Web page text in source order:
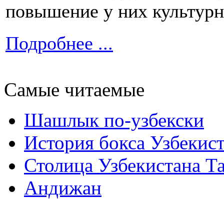
повышение у них
Подробнее ...
Самые читаемые
Шашлык по-узбекски
История бокса
Столица Узбекистана
Андижан